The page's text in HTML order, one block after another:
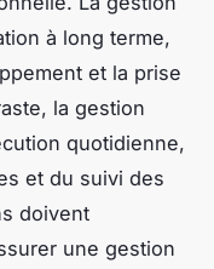
à long terme,
et la prise
la gestion
quotidienne,
et du suivi des
doivent
une gestion